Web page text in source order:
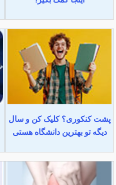
پشت کنکوری؟ کلیک کن و سال
دیگه تو بهترین دانشگاه هستی